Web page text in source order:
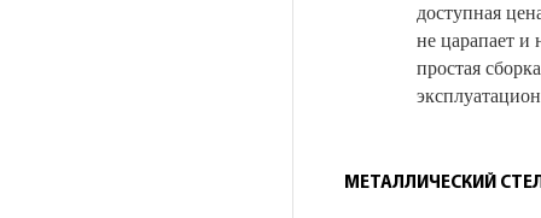
доступная
не царапает и
простая
МЕТАЛЛИЧЕСКИЙ